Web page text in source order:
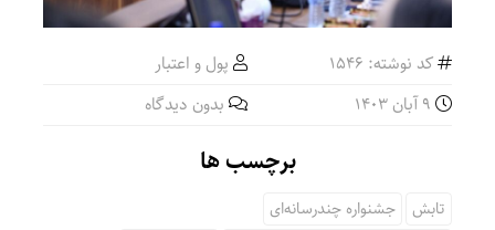
کد نوشته: 1546
پول و اعتبار
بدون دیدگاه
برچسب ها
تابش
جشنواره چندرسانه‌ای